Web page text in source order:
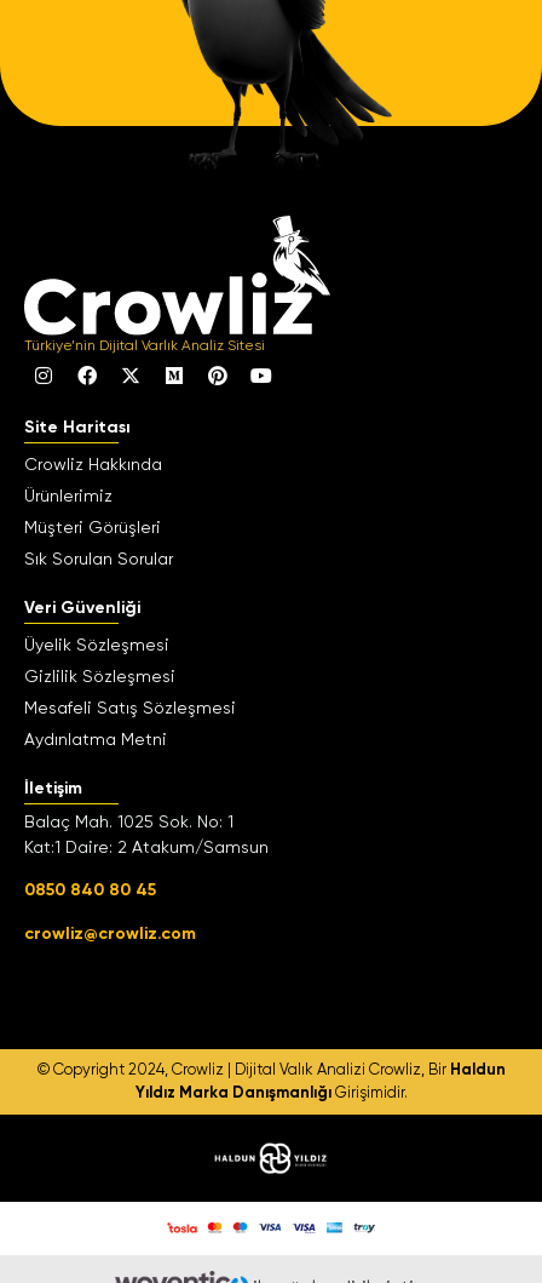
Türkiye’nin Dijital Varlık Analiz Sitesi
Site Haritası
Crowliz Hakkında
Ürünlerimiz
Müşteri Görüşleri
Sık Sorulan Sorular
Veri Güvenliği
Üyelik Sözleşmesi
Gizlilik Sözleşmesi
Mesafeli Satış Sözleşmesi
Aydınlatma Metni
İletişim
Balaç Mah. 1025 Sok. No: 1
Kat:1 Daire: 2 Atakum/Samsun
0850 840 80 45
crowliz@crowliz.com
© Copyright 2024, Crowliz | Dijital Valık Analizi Crowliz, Bir Haldun
Yıldız Marka DanışmanlığıGirişimidir.